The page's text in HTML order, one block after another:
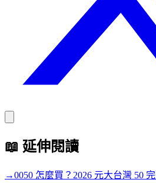
📖 延伸閱讀
→0050 怎麼買？2026 元大台灣 50